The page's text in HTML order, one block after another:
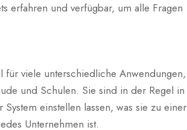
erfahren und verfügbar, um alle Fragen
für viele unterschiedliche Anwendungen,
und Schulen. Sie sind in der Regel in
einstellen lassen, was sie zu einer
Unternehmen ist.